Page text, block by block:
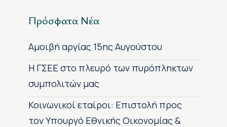
Πρόσφατα Νέα
Αμοιβή αργίας 15ης Αυγούστου
H ΓΣΕΕ στο πλευρό των πυρόπληκτων
συμπολιτών μας
Κοινωνικοί εταίροι: Επιστολή προς
τον Υπουργό Εθνικής Οικονομίας &